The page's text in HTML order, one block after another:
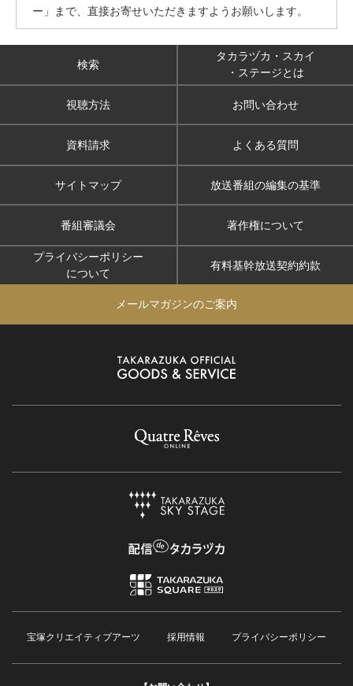
ー」まで、直接お寄せいただきますようお願いします。
検索
タカラヅカ・スカイ
・ステージとは
視聴方法 お問い合わせ
資料請求 よくある質問
サイトマップ 放送番組の編集の基準
番組審議会 著作権について
プライバシーポリシー
について
有料基幹放送契約約款
メールマガジンのご案内
宝塚クリエイティブアーツ 採用情報 プライバシーポリシー